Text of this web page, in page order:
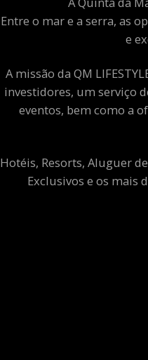
Entre o mar e a serra, as
e
A missão da QM
investidores, um serviço
eventos, bem como a
Hotéis, Resorts, Aluguer
Exclusivos e os mais